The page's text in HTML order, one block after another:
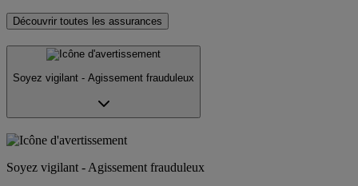
Découvrir toutes les assurances
Soyez vigilant - Agissement frauduleux
Soyez vigilant - Agissement frauduleux